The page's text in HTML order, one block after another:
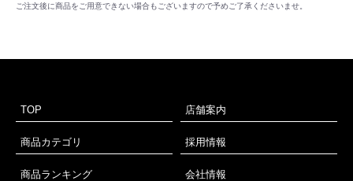
ご注文後に商品をご用意できない場合もございますので予めご了承くださいませ。
TOP 店舗案内
商品カテゴリ 採用情報
商品ランキング 会社情報